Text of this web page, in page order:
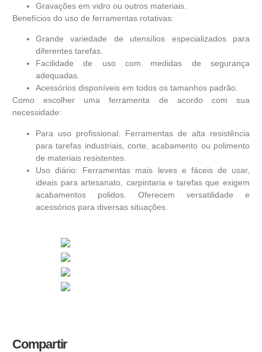
Gravações em vidro ou outros materiais.
Benefícios do uso de ferramentas rotativas:
Grande variedade de utensílios especializados para
diferentes tarefas.
Facilidade de uso com medidas de segurança
adequadas.
Acessórios disponíveis em todos os tamanhos padrão.
Como escolher uma ferramenta de acordo com sua
necessidade:
Para uso profissional: Ferramentas de alta resistência
para tarefas industriais, corte, acabamento ou polimento
de materiais resistentes.
Uso diário: Ferramentas mais leves e fáceis de usar,
ideais para artesanato, carpintaria e tarefas que exigem
acabamentos polidos. Oferecem versatilidade e
acessórios para diversas situações.
Compartir